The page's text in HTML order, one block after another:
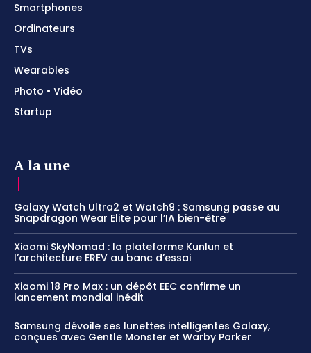
Smartphones
Ordinateurs
TVs
Wearables
Photo • Vidéo
Startup
A la une
Galaxy Watch Ultra2 et Watch9 : Samsung passe au
Snapdragon Wear Elite pour l’IA bien-être
Xiaomi SkyNomad : la plateforme Kunlun et
l’architecture EREV au banc d’essai
Xiaomi 18 Pro Max : un dépôt EEC confirme un
lancement mondial inédit
Samsung dévoile ses lunettes intelligentes Galaxy,
conçues avec Gentle Monster et Warby Parker